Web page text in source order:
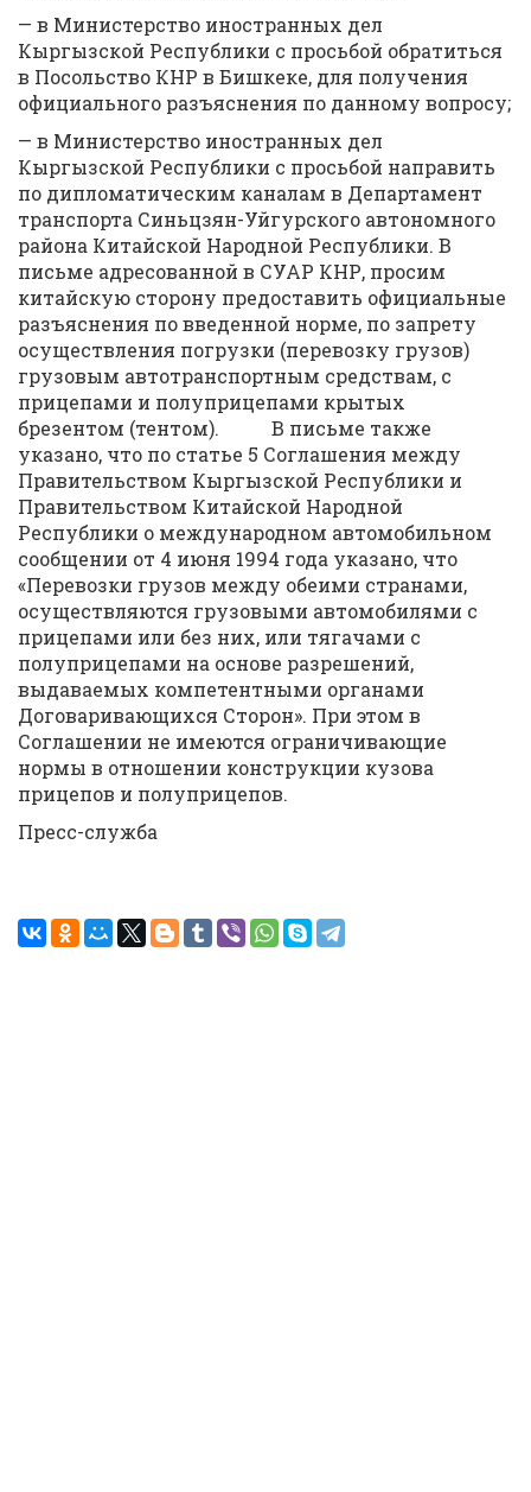
— в Министерство иностранных дел
Кыргызской Республики с просьбой обратиться
в Посольство КНР в Бишкеке, для получения
официального разъяснения по данному вопросу;
— в Министерство иностранных дел
Кыргызской Республики с просьбой направить
по дипломатическим каналам в Департамент
транспорта Синьцзян-Уйгурского автономного
района Китайской Народной Республики. В
письме адресованной в СУАР КНР, просим
китайскую сторону предоставить официальные
разъяснения по введенной норме, по запрету
осуществления погрузки (перевозку грузов)
грузовым автотранспортным средствам, с
прицепами и полуприцепами крытых
брезентом (тентом). В письме также
указано, что по статье 5 Соглашения между
Правительством Кыргызской Республики и
Правительством Китайской Народной
Республики о международном автомобильном
сообщении от 4 июня 1994 года указано, что
«Перевозки грузов между обеими странами,
осуществляются грузовыми автомобилями с
прицепами или без них, или тягачами с
полуприцепами на основе разрешений,
выдаваемых компетентными органами
Договаривающихся Сторон». При этом в
Соглашении не имеются ограничивающие
нормы в отношении конструкции кузова
прицепов и полуприцепов.
Пресс-служба